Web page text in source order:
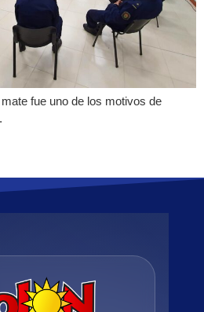
fue uno de los motivos de